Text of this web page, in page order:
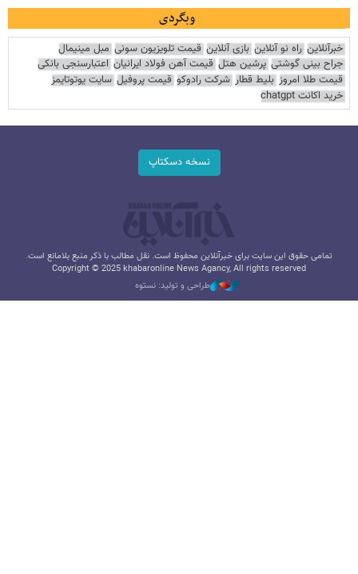
وبگردی
خبرآنلاین راه نو آنلاین بازی آنلاین قیمت تلویزیون سونی مبل مینیمال
جراح بینی گوشتی پرشین هتل قیمت آهن فولاد ایرانیان اعتبارسنجی بانکی
قیمت طلا امروز بلیط قطار شرکت رادوکو قیمت پروفیل سایت یوتوتایمز
خرید اکانت chatgpt
نسخه دسکتاپ
تمامی حقوق این سایت برای خبرآنلاین محفوظ است. نقل مطالب با ذکر منبع بلامانع است.
Copyright © 2025 khabaronline News Agancy, All rights reserved
طراحی و تولید: نستوه